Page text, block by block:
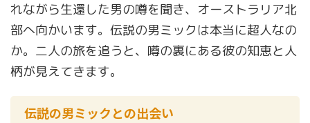
れながら生還した男の噂を聞き、オーストラリア北
部へ向かいます。伝説の男ミックは本当に超人なの
か。二人の旅を追うと、噂の裏にある彼の知恵と人
柄が見えてきます。
伝説の男ミックとの出会い